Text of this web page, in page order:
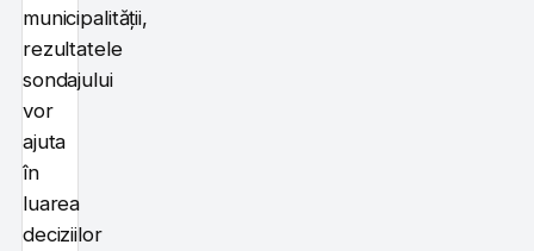
municipalității,
rezultatele
sondajului
vor
ajuta
în
luarea
deciziilor